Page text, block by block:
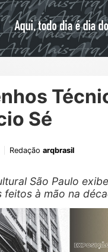
Sé
Redação arqbrasil
São Paulo
feitos à mão na